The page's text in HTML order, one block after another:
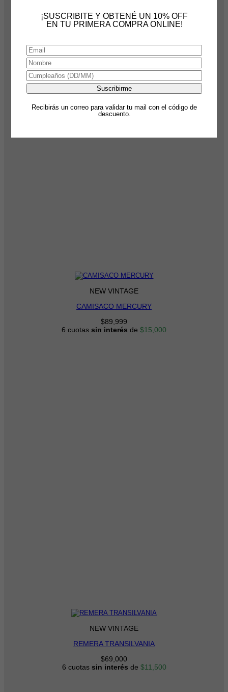
NEW VINTAGE
CAMISACO MERCURY
$89,999
6 cuotas sin interés de $15,000
NEW VINTAGE
REMERA TRANSILVANIA
$69,000
6 cuotas sin interés de $11,500
¡SUSCRIBITE Y OBTENÉ UN 10% OFF
EN TU PRIMERA COMPRA ONLINE!
Recibirás un correo para validar tu mail con el código de
descuento.